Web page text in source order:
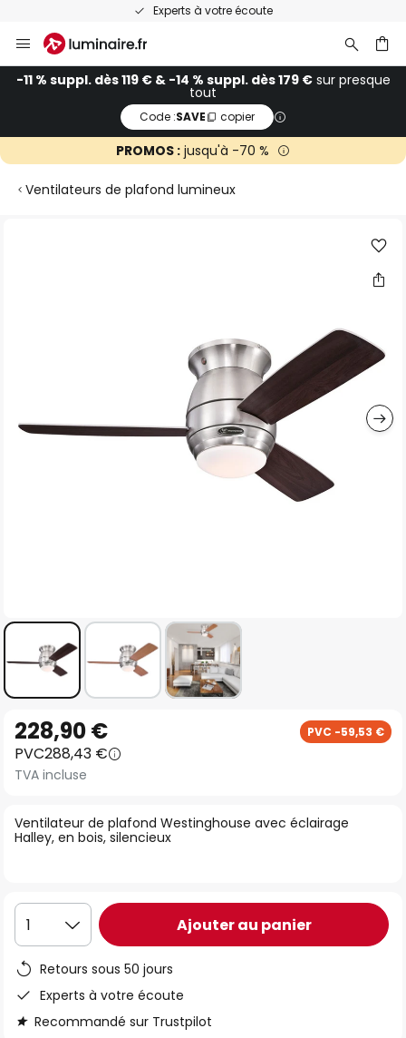
Experts à votre écoute
Allez
au
contenu
-11 % suppl. dès 119 € & -14 % suppl. dès 179 €sur presque
tout
Code :SAVE copier
PROMOS : jusqu'à -70 %
Ventilateurs de plafond lumineux
to
the
beginning
the
images
Ventilateur de plafond Westinghouse avec éclairage
Halley, en bois, silencieux
228,90 € PVC -59,53 €
PVC288,43 €
TVA incluse
1 Ajouter au panier
Retours sous 50 jours
Experts à votre écoute
Recommandé sur Trustpilot